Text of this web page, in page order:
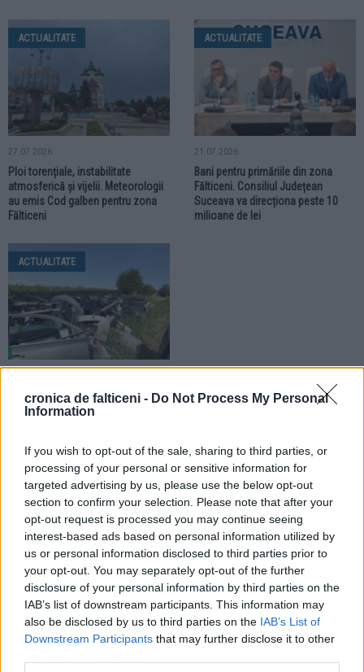
cronica de falticeni - Do Not Process My Personal
Information
If you wish to opt-out of the sale, sharing to third parties, or
processing of your personal or sensitive information for
targeted advertising by us, please use the below opt-out
section to confirm your selection. Please note that after your
opt-out request is processed you may continue seeing
interest-based ads based on personal information utilized by
us or personal information disclosed to third parties prior to
your opt-out. You may separately opt-out of the further
disclosure of your personal information by third parties on the
IAB’s list of downstream participants. This information may
also be disclosed by us to third parties on the IAB’s List of
Downstream Participants that may further disclose it to other
ACTUALITATE
27.07.2026
Ploi torențiale, instabilitate
atmosferică și vijelii. Meteorologii
au emis Cod galben pentru zona
Fălticeni
ACTUALITATE
21.07.2026
Bani pentru primăriile din zona
Fălticeni. Consiliul Județean
Suceava va direcționa peste 10
milioane de lei
ACTUALITATE
Amendă de 60.000 de lei pentru un
agent economic din Fălticeni.
ACTUALITATE
20.07.2026
Meteorologii au emis un nou Cod
portocaliu pentru zona Fălticeni.
Sunt anunțate furtuni și ploi
torențiale
ACTUALITATE
19.07.2026
Meteorologii au emis Cod
portocaliu pentru zona Fălticeni.
Ploile torențiale vor fi însoțite de
grindină și vijelii